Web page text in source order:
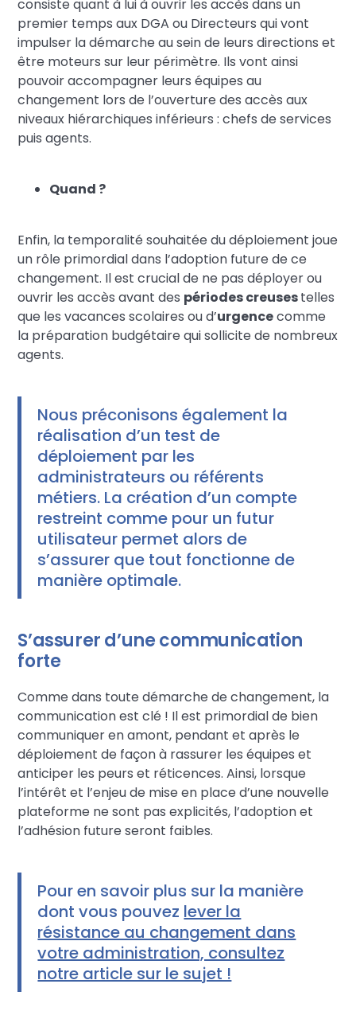
consiste quant à lui à ouvrir les accès dans un
premier temps aux DGA ou Directeurs qui vont
impulser la démarche au sein de leurs directions et
être moteurs sur leur périmètre. Ils vont ainsi
pouvoir accompagner leurs équipes au
changement lors de l’ouverture des accès aux
niveaux hiérarchiques inférieurs : chefs de services
puis agents.
Quand ?
Enfin, la temporalité souhaitée du déploiement joue
un rôle primordial dans l’adoption future de ce
changement. Il est crucial de ne pas déployer ou
ouvrir les accès avant des périodes creusestelles
que les vacances scolaires ou d’urgencecomme
la préparation budgétaire qui sollicite de nombreux
agents.
Nous préconisons également la
réalisation d’un test de
déploiement par les
administrateurs ou référents
métiers. La création d’un compte
restreint comme pour un futur
utilisateur permet alors de
s’assurer que tout fonctionne de
manière optimale.
S’assurer d’une communication
forte
Comme dans toute démarche de changement, la
communication est clé ! Il est primordial de bien
communiquer en amont, pendant et après le
déploiement de façon à rassurer les équipes et
anticiper les peurs et réticences. Ainsi, lorsque
l’intérêt et l’enjeu de mise en place d’une nouvelle
plateforme ne sont pas explicités, l’adoption et
l’adhésion future seront faibles.
Pour en savoir plus sur la manière
dont vous pouvez lever la
résistance au changement dans
votre administration, consultez
notre article sur le sujet !